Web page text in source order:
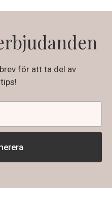
för att ta del av